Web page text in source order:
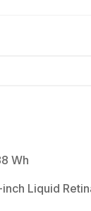
Wh
inch Liquid